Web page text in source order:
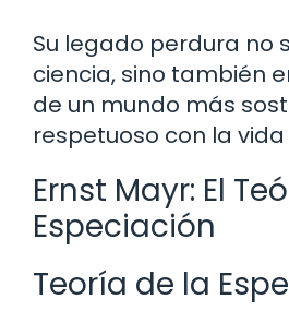
Su legado perdura no
ciencia, sino también
de un mundo más
respetuoso con la
Ernst Mayr: El
Especiación
Teoría de la